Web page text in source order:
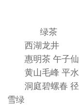
绿茶
西湖龙井
惠明茶 午子仙
黄山毛峰 平水
洞庭碧螺春 径
雪绿